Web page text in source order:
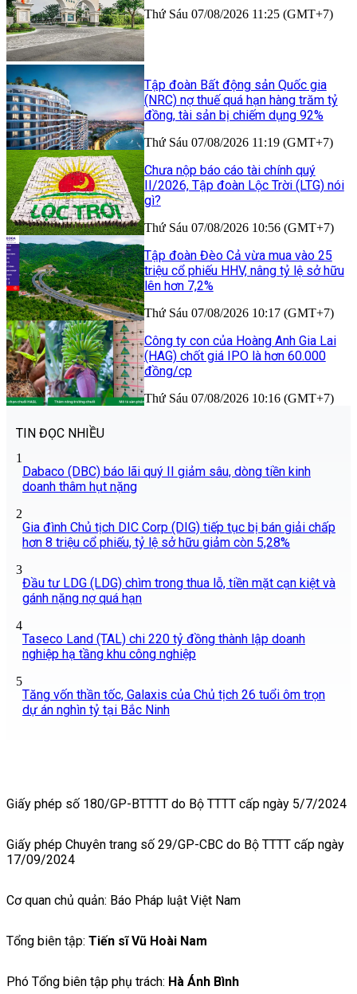
Thứ Sáu 07/08/2026 11:25 (GMT+7)
Tập đoàn Bất động sản Quốc gia
(NRC) nợ thuế quá hạn hàng trăm tỷ
đồng, tài sản bị chiếm dụng 92%
Thứ Sáu 07/08/2026 11:19 (GMT+7)
Chưa nộp báo cáo tài chính quý
II/2026, Tập đoàn Lộc Trời (LTG) nói
gì?
Thứ Sáu 07/08/2026 10:56 (GMT+7)
Tập đoàn Đèo Cả vừa mua vào 25
triệu cổ phiếu HHV, nâng tỷ lệ sở hữu
lên hơn 7,2%
Thứ Sáu 07/08/2026 10:17 (GMT+7)
Công ty con của Hoàng Anh Gia Lai
(HAG) chốt giá IPO là hơn 60.000
đồng/cp
Thứ Sáu 07/08/2026 10:16 (GMT+7)
TIN ĐỌC NHIỀU
1
Dabaco (DBC) báo lãi quý II giảm sâu, dòng tiền kinh
doanh thâm hụt nặng
2
Gia đình Chủ tịch DIC Corp (DIG) tiếp tục bị bán giải chấp
hơn 8 triệu cổ phiếu, tỷ lệ sở hữu giảm còn 5,28%
3
Đầu tư LDG (LDG) chìm trong thua lỗ, tiền mặt cạn kiệt và
gánh nặng nợ quá hạn
4
Taseco Land (TAL) chi 220 tỷ đồng thành lập doanh
nghiệp hạ tầng khu công nghiệp
5
Tăng vốn thần tốc, Galaxis của Chủ tịch 26 tuổi ôm trọn
dự án nghìn tỷ tại Bắc Ninh
Giấy phép số 180/GP-BTTTT do Bộ TTTT cấp ngày 5/7/2024
Giấy phép Chuyên trang số 29/GP-CBC do Bộ TTTT cấp ngày
17/09/2024
Cơ quan chủ quản: Báo Pháp luật Việt Nam
Tổng biên tập: Tiến sĩ Vũ Hoài Nam
Phó Tổng biên tập phụ trách: Hà Ánh Bình